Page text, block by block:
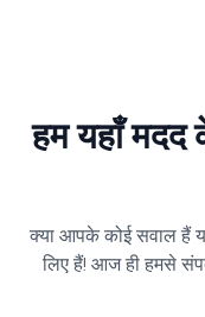
हम यहाँ मदद
क्या आपके कोई सवाल हैं
लिए हैं! आज ही हमसे